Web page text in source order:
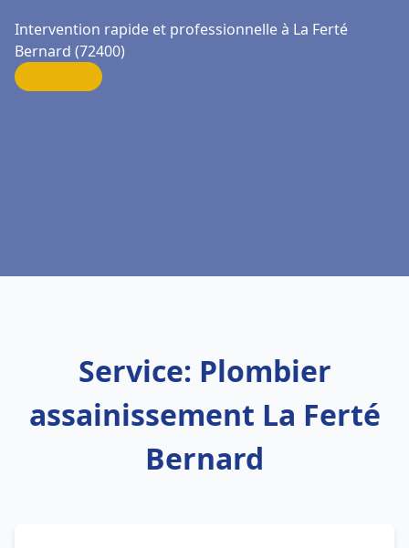
Intervention rapide et professionnelle à La Ferté
Bernard (72400)
Service: Plombier
assainissement La Ferté
Bernard